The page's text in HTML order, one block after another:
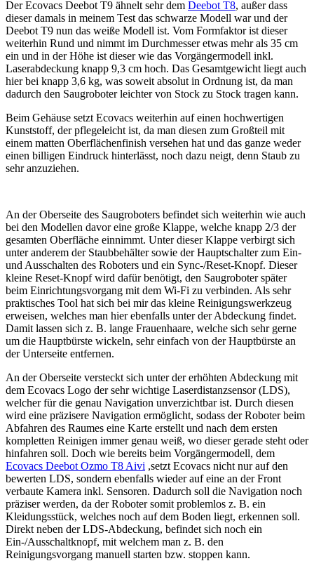
Der Ecovacs Deebot T9 ähnelt sehr dem Deebot T8, außer dass
dieser damals in meinem Test das schwarze Modell war und der
Deebot T9 nun das weiße Modell ist. Vom Formfaktor ist dieser
weiterhin Rund und nimmt im Durchmesser etwas mehr als 35 cm
ein und in der Höhe ist dieser wie das Vorgängermodell inkl.
Laserabdeckung knapp 9,3 cm hoch. Das Gesamtgewicht liegt auch
hier bei knapp 3,6 kg, was soweit absolut in Ordnung ist, da man
dadurch den Saugroboter leichter von Stock zu Stock tragen kann.
Beim Gehäuse setzt Ecovacs weiterhin auf einen hochwertigen
Kunststoff, der pflegeleicht ist, da man diesen zum Großteil mit
einem matten Oberflächenfinish versehen hat und das ganze weder
einen billigen Eindruck hinterlässt, noch dazu neigt, denn Staub zu
sehr anzuziehen.
An der Oberseite des Saugroboters befindet sich weiterhin wie auch
bei den Modellen davor eine große Klappe, welche knapp 2/3 der
gesamten Oberfläche einnimmt. Unter dieser Klappe verbirgt sich
unter anderem der Staubbehälter sowie der Hauptschalter zum Ein-
und Ausschalten des Roboters und ein Sync-/Reset-Knopf. Dieser
kleine Reset-Knopf wird dafür benötigt, den Saugroboter später
beim Einrichtungsvorgang mit dem Wi-Fi zu verbinden. Als sehr
praktisches Tool hat sich bei mir das kleine Reinigungswerkzeug
erweisen, welches man hier ebenfalls unter der Abdeckung findet.
Damit lassen sich z. B. lange Frauenhaare, welche sich sehr gerne
um die Hauptbürste wickeln, sehr einfach von der Hauptbürste an
der Unterseite entfernen.
An der Oberseite versteckt sich unter der erhöhten Abdeckung mit
dem Ecovacs Logo der sehr wichtige Laserdistanzsensor (LDS),
welcher für die genau Navigation unverzichtbar ist. Durch diesen
wird eine präzisere Navigation ermöglicht, sodass der Roboter beim
Abfahren des Raumes eine Karte erstellt und nach dem ersten
kompletten Reinigen immer genau weiß, wo dieser gerade steht oder
hinfahren soll. Doch wie bereits beim Vorgängermodell, dem
Ecovacs Deebot Ozmo T8 Aivi ,setzt Ecovacs nicht nur auf den
bewerten LDS, sondern ebenfalls wieder auf eine an der Front
verbaute Kamera inkl. Sensoren. Dadurch soll die Navigation noch
präziser werden, da der Roboter somit problemlos z. B. ein
Kleidungsstück, welches noch auf dem Boden liegt, erkennen soll.
Direkt neben der LDS-Abdeckung, befindet sich noch ein
Ein-/Ausschaltknopf, mit welchem man z. B. den
Reinigungsvorgang manuell starten bzw. stoppen kann.